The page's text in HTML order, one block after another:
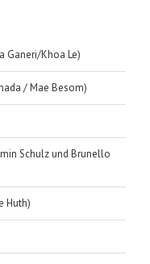
Ganeri/Khoa Le)
/ Mae Besom)
Schulz und Brunello
Huth)